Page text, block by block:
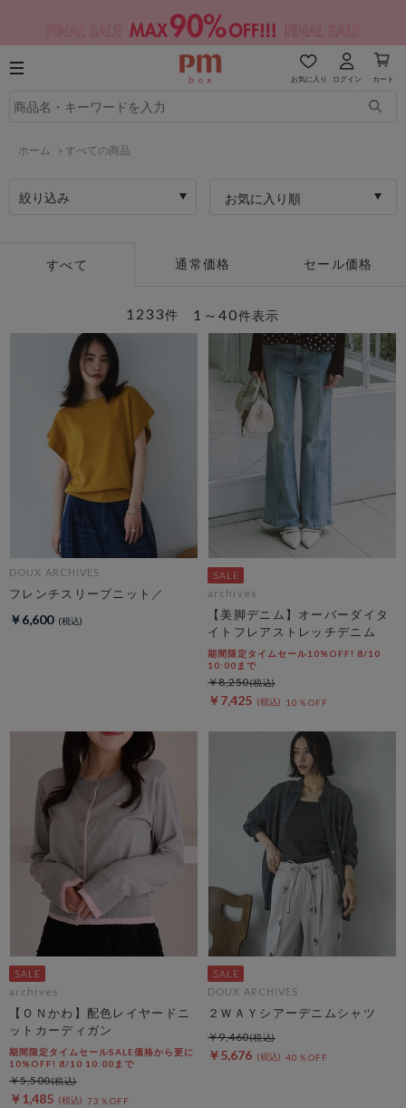
お気に入り ログイン カート
ホーム > すべての商品
絞り込み お気に入り順
すべて 通常価格 セール価格
1～40件表示
1233件
DOUX ARCHIVES
フレンチスリーブニット／
￥6,600
archives
【美脚デニム】オーバーダイタ
イトフレアストレッチデニム
期間限定タイムセール10%OFF! 8/10
10:00まで
￥7,425 10％OFF
￥8,250
archives
【ＯＮかわ】配色レイヤードニ
ットカーディガン
期間限定タイムセールSALE価格から更に
10%OFF! 8/10 10:00まで
￥1,485 73％OFF
￥5,500
DOUX ARCHIVES
２ＷＡＹシアーデニムシャツ
￥5,676 40％OFF
￥9,460